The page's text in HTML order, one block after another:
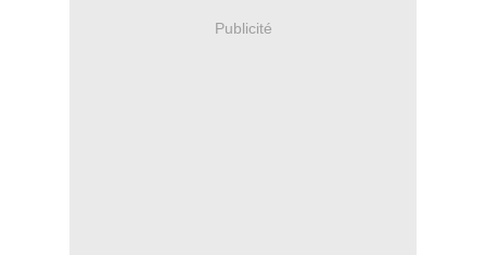
Publicité